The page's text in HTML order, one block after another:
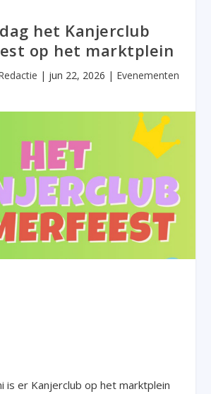
het Kanjerclub
op het marktplein
| jun 22, 2026 | Evenementen
is er Kanjerclub op het marktplein